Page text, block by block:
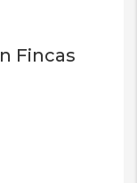
Fincas